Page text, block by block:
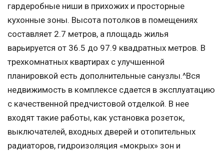
гардеробные ниши в прихожих и просторные
кухонные зоны. Высота потолков в помещениях
составляет 2.7 метров, а площадь жилья
варьируется от 36.5 до 97.9 квадратных метров. В
трехкомнатных квартирах с улучшенной
планировкой есть дополнительные санузлы.^Вся
недвижимость в комплексе сдается в эксплуатацию
с качественной предчистовой отделкой. В нее
входят такие работы, как установка розеток,
выключателей, входных дверей и отопительных
радиаторов, гидроизоляция «мокрых» зон и